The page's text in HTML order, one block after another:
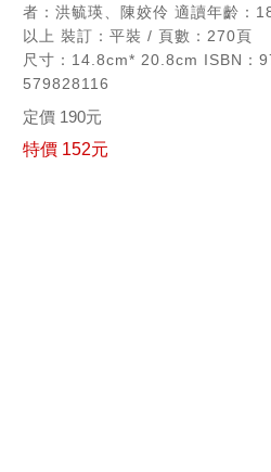
者：洪毓瑛、陳姣伶 適讀年齡：
以上 裝訂：平裝 / 頁數：270
尺寸：14.8cm* 20.8cm ISBN：
579828116
定價 190元
特價 152元